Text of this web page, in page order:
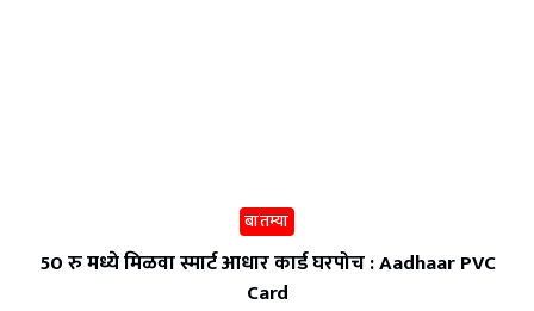
बातम्या
50 रु मध्ये मिळवा स्मार्ट आधार कार्ड घरपोच : Aadhaar PVC
Card